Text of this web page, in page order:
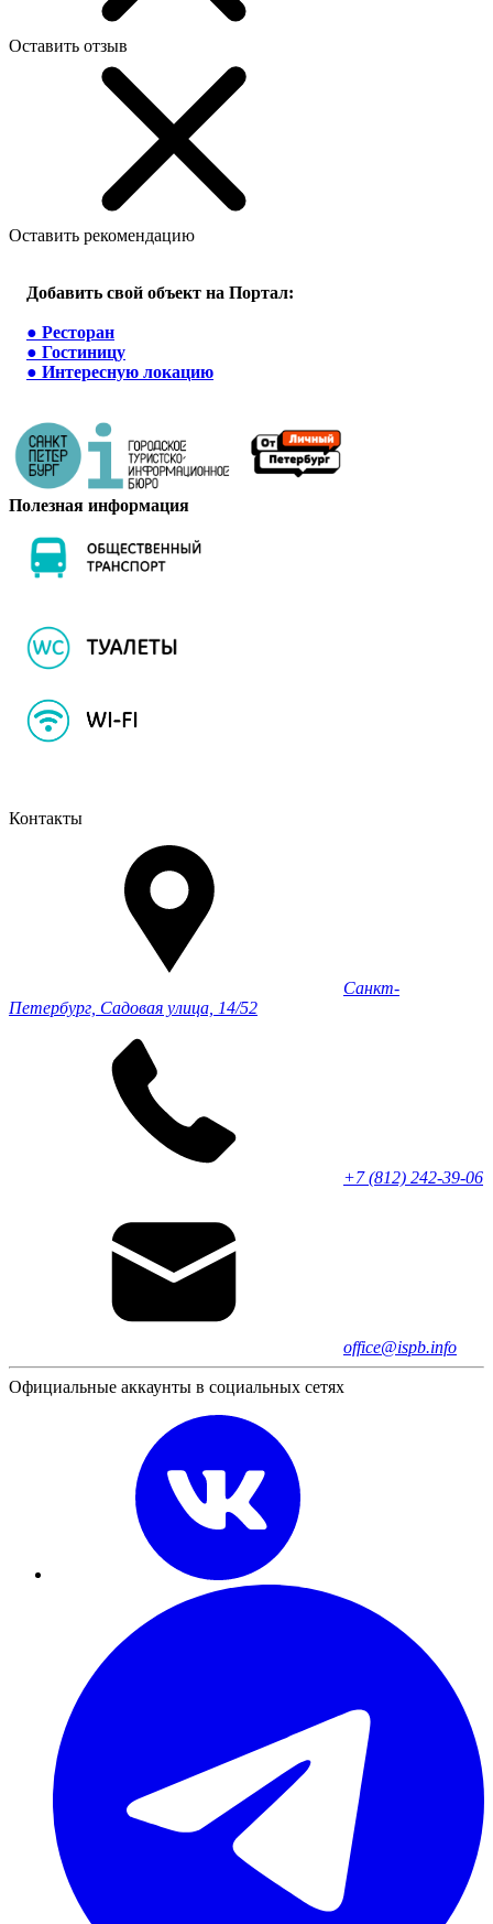
Оставить отзыв
Оставить рекомендацию
Добавить свой объект на Портал:
● Ресторан
● Гостиницу
● Интересную локацию
Полезная информация
Контакты
Санкт-
Петербург, Садовая улица, 14/52
+7 (812) 242-39-06
office@ispb.info
Официальные аккаунты в социальных сетях